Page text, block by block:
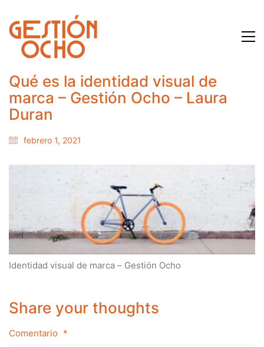
Qué es la identidad visual de
marca – Gestión Ocho – Laura
Duran
febrero 1, 2021
Identidad visual de marca – Gestión Ocho
Share your thoughts
Comentario *